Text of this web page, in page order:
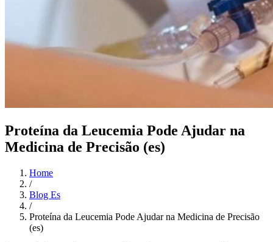
Proteína da Leucemia Pode Ajudar na
Medicina de Precisão (es)
Home
/
Blog Es
/
Proteína da Leucemia Pode Ajudar na Medicina de Precisão
(es)